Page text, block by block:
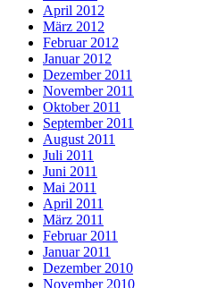
April 2012
März 2012
Februar 2012
Januar 2012
Dezember 2011
November 2011
Oktober 2011
September 2011
August 2011
Juli 2011
Juni 2011
Mai 2011
April 2011
März 2011
Februar 2011
Januar 2011
Dezember 2010
November 2010